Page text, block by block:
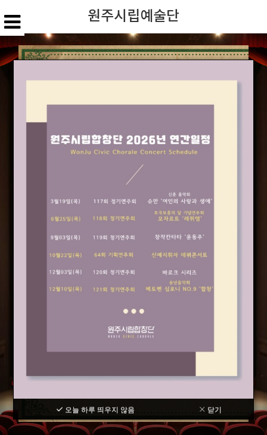
원주시립예술단
오늘 하루 띄우지 않음 닫기
오늘 하루 띄우지 않음 닫기